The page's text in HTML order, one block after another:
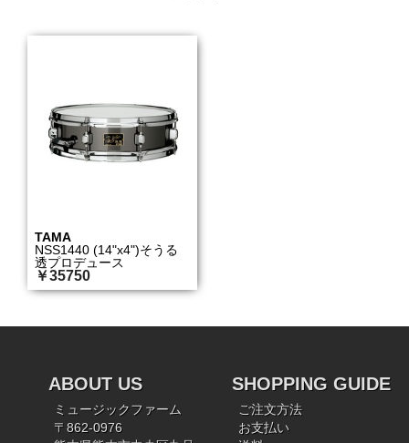
TAMA
NSS1440 (14"x4")そうる
透プロデュース
￥35750
ABOUT US
ミュージックファーム
〒862-0976
SHOPPING GUIDE
ご注文方法
お支払い